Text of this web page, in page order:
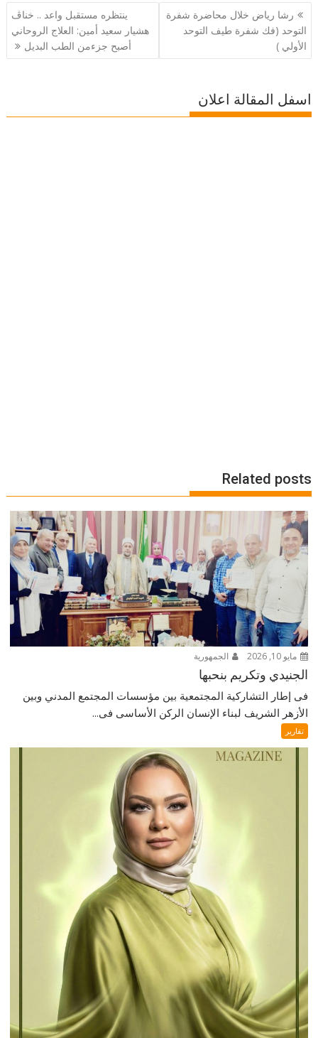
تصفّح
المقالات
رشا رياض خلال محاضرة شفرة
التوحد (فك شفرة طيف التوحد
الأولي )
ينتظره مستقبل واعد .. خناڤ
هشيار سعيد أمين: العلاج الروحاني
أصبح جزءمن الطب البديل
اسفل المقالة اعلان
Related posts
مايو 10, 2026 الجمهورية
الجنيدي وتكريم بنحبها
فى إطار التشاركية المجتمعية بين مؤسسات المجتمع المدني وبين
الأزهر الشريف لبناء الإنسان الركن الأساسى فى...
تقارير